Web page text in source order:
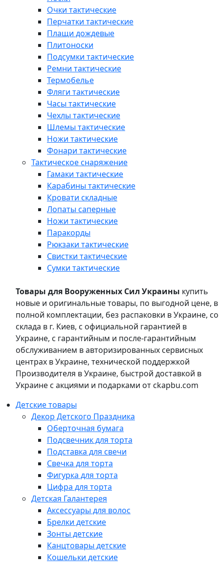
Очки тактические
Перчатки тактические
Плащи дождевые
Плитоноски
Подсумки тактические
Ремни тактические
Термобелье
Фляги тактические
Часы тактические
Чехлы тактические
Шлемы тактические
Ножи тактические
Фонари тактические
Тактическое снаряжение
Гамаки тактические
Карабины тактические
Кровати складные
Лопаты саперные
Ножи тактические
Паракорды
Рюкзаки тактические
Свистки тактические
Сумки тактические
Товары для Вооруженных Сил Украины купить
новые и оригинальные товары, по выгодной цене, в
полной комплектации, без распаковки в Украине, со
склада в г. Киев, с официальной гарантией в
Украине, с гарантийным и после-гарантийным
обслуживанием в авторизированных сервисных
центрах в Украине, технической поддержкой
Производителя в Украине, быстрой доставкой в
Украине с акциями и подарками от ckapbu.com
Детские товары
Декор Детского Праздника
Оберточная бумага
Подсвечник для торта
Подставка для свечи
Свечка для торта
Фигурка для торта
Цифра для торта
Детская Галантерея
Аксессуары для волос
Брелки детские
Зонты детские
Канцтовары детские
Кошельки детские